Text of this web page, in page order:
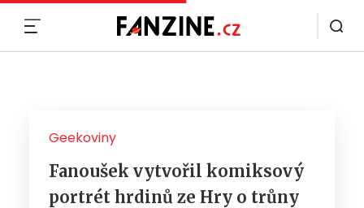
Geekoviny
Fanoušek vytvořil komiksový
portrét hrdinů ze Hry o trůny